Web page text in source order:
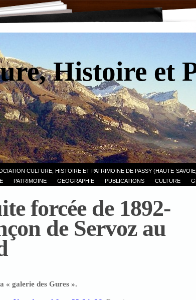
Histoire et
CULTURE, HISTOIRE ET PATRIMOINE DE PASSY (HAUTE-
PATRIMOINE GEOGRAPHIE PUBLICATIONS CULTURE
forcée de 1892-
de Servoz au
« galerie des Gures ».